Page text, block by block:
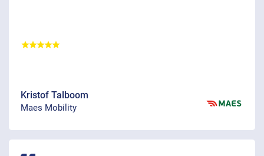
Kristof Talboom
Maes Mobility